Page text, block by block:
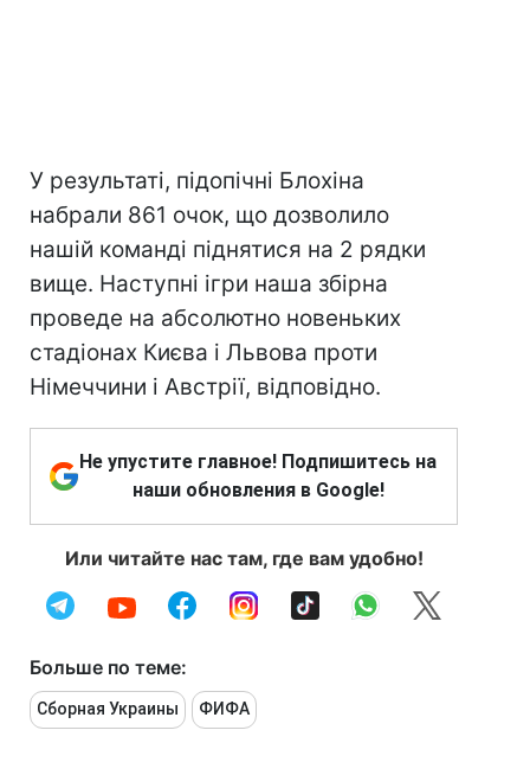
У результаті, підопічні Блохіна
набрали 861 очок, що дозволило
нашій команді піднятися на 2 рядки
вище. Наступні ігри наша збірна
проведе на абсолютно новеньких
стадіонах Києва і Львова проти
Німеччини і Австрії, відповідно.
Не упустите главное! Подпишитесь на
наши обновления в Google!
Или читайте нас там, где вам удобно!
Больше по теме:
Сборная Украины ФИФА